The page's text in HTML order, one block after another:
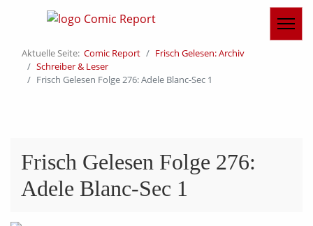
Aktuelle Seite: Comic Report
Frisch Gelesen: Archiv
Schreiber & Leser
Frisch Gelesen Folge 276: Adele Blanc-Sec 1
Frisch Gelesen Folge 276:
Adele Blanc-Sec 1